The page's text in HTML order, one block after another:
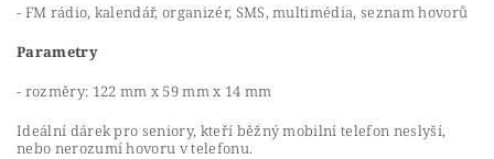
- FM rádio, kalendář, organizér, SMS, multimédia, seznam hovorů
Parametry
- rozměry: 122 mm x 59 mm x 14 mm
Ideální dárek pro seniory, kteří běžný mobilní telefon neslyší,
nebo nerozumí hovoru v telefonu.